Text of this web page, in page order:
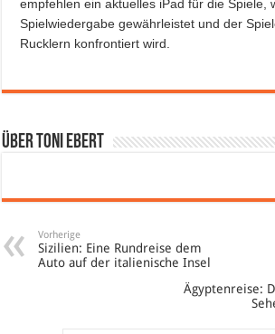
empfehlen ein aktuelles iPad für die Spiele,
Spielwiedergabe gewährleistet und der
Rucklern konfrontiert wird.
Über Toni Ebert
Vorherige
Sizilien: Eine Rundreise dem
Auto auf der italienische Insel
Ägyptenreise: